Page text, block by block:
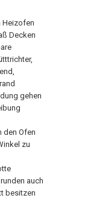
Heizofen
Decken
gehen
den Ofen
zu
auch
besitzen